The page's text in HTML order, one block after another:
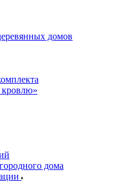
домов
дома